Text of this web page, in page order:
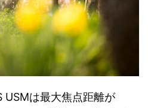
は最大焦点距離が